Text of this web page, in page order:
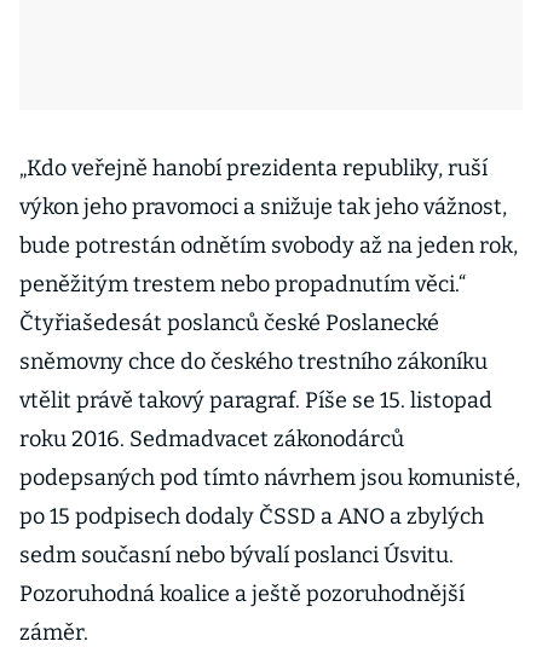
„Kdo veřejně hanobí prezidenta republiky, ruší
výkon jeho pravomoci a snižuje tak jeho vážnost,
bude potrestán odnětím svobody až na jeden rok,
peněžitým trestem nebo propadnutím věci.“
Čtyřiašedesát poslanců české Poslanecké
sněmovny chce do českého trestního zákoníku
vtělit právě takový paragraf. Píše se 15. listopad
roku 2016. Sedmadvacet zákonodárců
podepsaných pod tímto návrhem jsou komunisté,
po 15 podpisech dodaly ČSSD a ANO a zbylých
sedm současní nebo bývalí poslanci Úsvitu.
Pozoruhodná koalice a ještě pozoruhodnější
záměr.